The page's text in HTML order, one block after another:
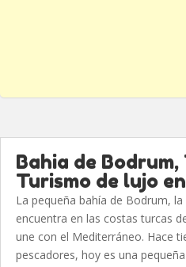
Bahia de
Turismo de lujo
La pequeña bahía de Bodrum,
encuentra en las costas turcas
une con el Mediterráneo. Hace
pescadores, hoy es una